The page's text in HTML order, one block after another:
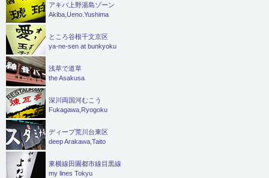
アキバ上野湯島ゾーン
Akiba,Ueno.Yushima
ところ谷根千文京区
ya-ne-sen at bunkyoku
浅草で道草
the Asakusa
深川両国河むこう
Fukagawa,Ryogoku
ディープ荒川台東区
deep Arakawa,Taito
東横線田園都市線目黒線
my lines Tokyu